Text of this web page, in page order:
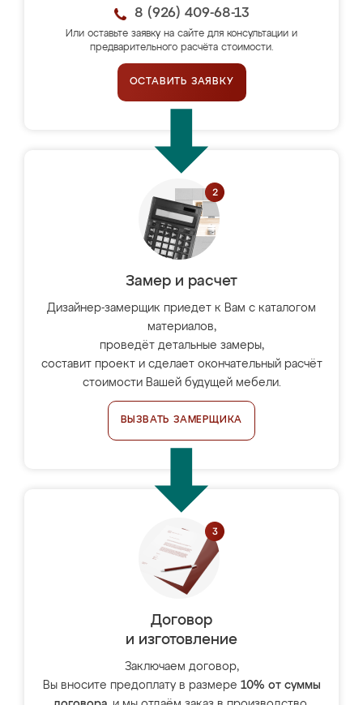
8 (926) 409-68-13
Или оставьте заявку на сайте для консультации и
предварительного расчёта стоимости.
ОСТАВИТЬ ЗАЯВКУ
Замер и расчет
Дизайнер-замерщик приедет к Вам с каталогом
материалов,
проведёт детальные замеры,
составит проект и сделает окончательный расчёт
стоимости Вашей будущей мебели.
ВЫЗВАТЬ ЗАМЕРЩИКА
Договор
и изготовление
Заключаем договор,
Вы вносите предоплату в размере 10% от суммы